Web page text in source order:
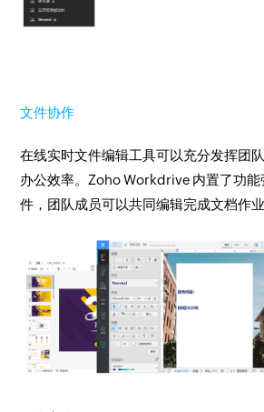
文件协作
在线实时文件编辑工具可以充分发挥团
办公效率。Zoho Workdrive 内置了功能
件，团队成员可以共同编辑完成文档作业